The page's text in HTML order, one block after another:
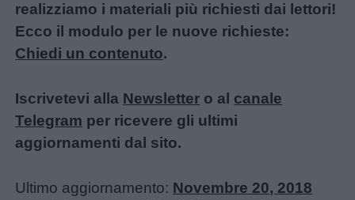
realizziamo i materiali più richiesti dai lettori!
Ecco il modulo per le nuove richieste:
Chiedi un contenuto.
Iscrivetevi alla Newsletter o al canale
Telegram per ricevere gli ultimi
aggiornamenti dal sito.
Ultimo aggiornamento: Novembre 20, 2018